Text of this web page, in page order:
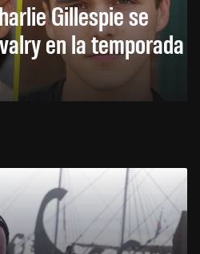
Gillespie se
en la temporada